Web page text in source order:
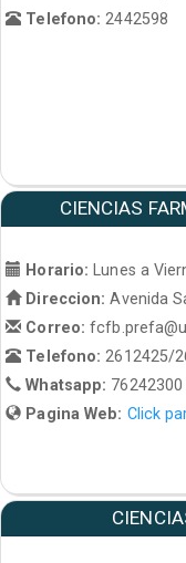
Telefono: 2442598
CIENCIAS
Horario: Lunes a
Direccion: Avenida
Correo:
Telefono:2612425/
Whatsapp: 76242300
Pagina Web: Click